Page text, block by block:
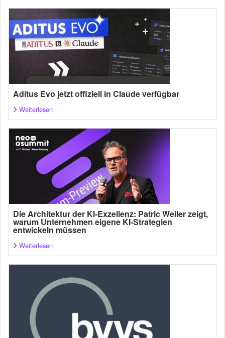
Aditus Evo jetzt offiziell in Claude verfügbar
Weiterlesen
Die Architektur der KI-Exzellenz: Patric Weiler zeigt,
warum Unternehmen eigene KI-Strategien
entwickeln müssen
Weiterlesen